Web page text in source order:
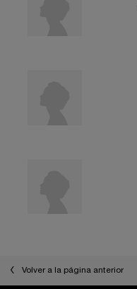
Volver a la página anterior